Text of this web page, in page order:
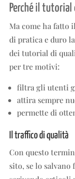
Perché il tutorial
Ma come ha fatto
di pratica e duro
dei tutorial di
per tre motivi:
filtra gli utenti
attira sempre
permette di
Il traffico di qualità
Con questo
sito, se lo